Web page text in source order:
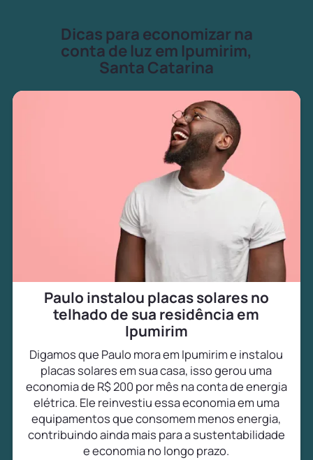
Dicas para economizar na
conta de luz em Ipumirim,
Santa Catarina
Paulo instalou placas solares no
telhado de sua residência em
Ipumirim
Digamos que Paulo mora em Ipumirim e instalou
placas solares em sua casa, isso gerou uma
economia de R$ 200 por mês na conta de energia
elétrica. Ele reinvestiu essa economia em uma
equipamentos que consomem menos energia,
contribuindo ainda mais para a sustentabilidade
e economia no longo prazo.